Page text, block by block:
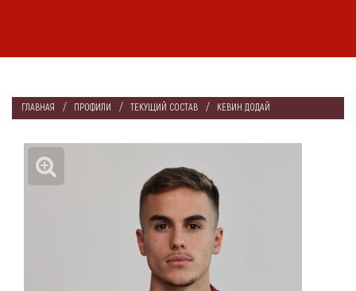
ГЛАВНАЯ ПРОФИЛИ ТЕКУЩИЙ СОСТАВ КЕВИН ДОДАЙ